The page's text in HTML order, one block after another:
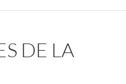
DE LA